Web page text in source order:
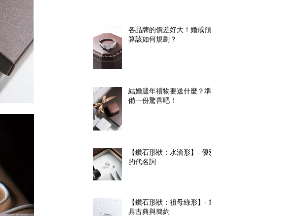
各品牌的價差好大！婚戒預
算該如何規劃？
結婚週年禮物要送什麼？準
備一份驚喜吧！
【鑽石形狀：水滴形】- 優雅
的代名詞
【鑽石形狀：祖母綠形】- 兼
具古典與簡約